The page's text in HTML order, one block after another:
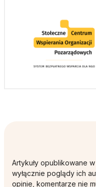
Artykuły opublikowane
wyłącznie poglądy ich
opinie, komentarze nie